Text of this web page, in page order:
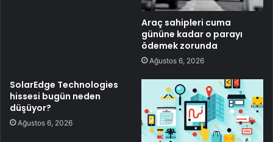
Araç sahipleri cuma
gününe kadar o parayı
ödemek zorunda
Ağustos 6, 2026
SolarEdge Technologies
hissesi bugün neden
düşüyor?
Ağustos 6, 2026